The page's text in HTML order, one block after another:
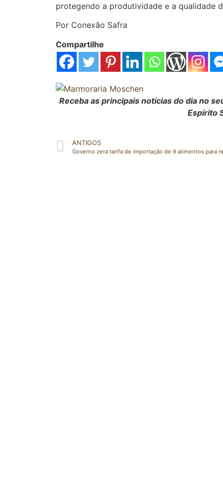
protegendo a produtividade e a qualidade
Por Conexão Safra
Compartilhe
Receba as principais notícias do dia no
Espírito
ANTIGOS